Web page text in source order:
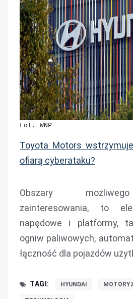
Fot. WNP
Toyota Motors
ofiarą cyberataku?
Obszary
zainteresowania, to
napędowe i platformy,
ogniw paliwowych,
łączność dla pojazdów
TAGI: HYUNDAI